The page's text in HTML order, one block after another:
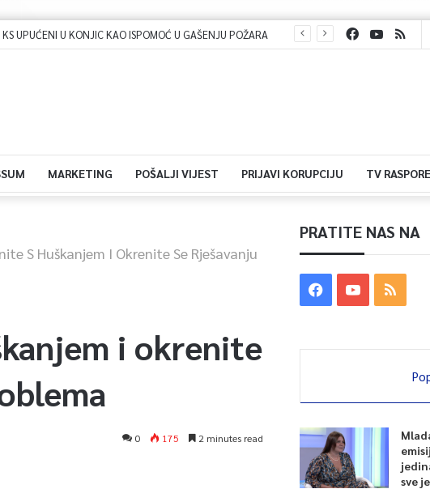
MARKETING POŠALJI VIJEST PRIJAVI KORUPCIJU TV
S Huškanjem I Okrenite Se Rješavanju
i okrenite
0 175 2 minutes read
PRATITE NAS NA
sve